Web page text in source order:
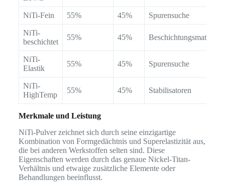
NiTi-Fein 55% 45% Spurensuche
NiTi-
beschichtet
55% 45%
NiTi-
Elastik
55% 45% Spurensuche
NiTi-
HighTemp
55% 45% Stabilisatoren
Merkmale und Leistung
NiTi-Pulver zeichnet sich durch seine einzigartige
Kombination von Formgedächtnis und Superelastizität aus,
die bei anderen Werkstoffen selten sind. Diese
Eigenschaften werden durch das genaue Nickel-Titan-
Verhältnis und etwaige zusätzliche Elemente oder
Behandlungen beeinflusst.